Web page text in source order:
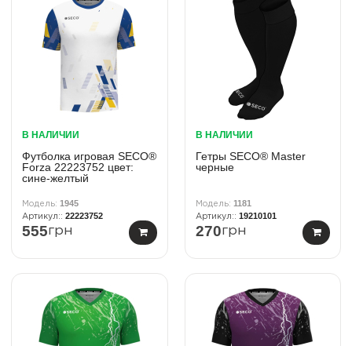
В НАЛИЧИИ
Футболка игровая SECO®
Forza 22223752 цвет:
сине-желтый
1945
22223752
555грн
В НАЛИЧИИ
Гетры SECO® Master
черные
1181
19210101
270грн